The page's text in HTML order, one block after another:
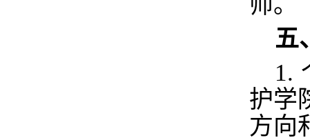
五
1.
护学
方向